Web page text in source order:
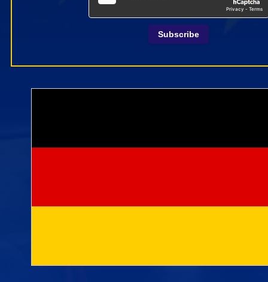
Subscribe